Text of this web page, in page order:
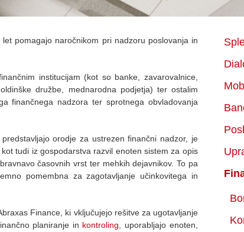
pomagajo naročnikom pri nadzoru poslovanja in
institucijam (kot so banke, zavarovalnice,
družbe, mednarodna podjetja) ter ostalim
finančnega nadzora ter sprotnega obvladovanja
orodje za ustrezen finančni nadzor, je
tudi iz gospodarstva razvil enoten sistem za opis
časovnih vrst ter mehkih dejavnikov. To pa
pomembna za zagotavljanje učinkovitega in
Finance, ki vključujejo rešitve za ugotavljanje
planiranje in kontroling , uporabljajo enoten,